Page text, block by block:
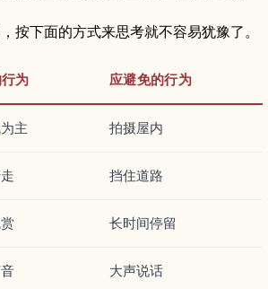
按下面的方式来思考就不容易犹豫了。
为 应避免的行为
主 拍摄屋内
挡住道路
长时间停留
大声说话